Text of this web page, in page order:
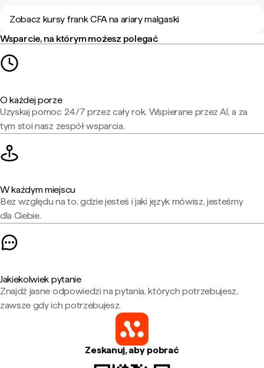
Zobacz kursy frank CFA na ariary malgaski
Wsparcie, na którym możesz polegać
O każdej porze
Uzyskaj pomoc 24/7 przez cały rok. Wspierane przez AI, a za
tym stoi nasz zespół wsparcia.
W każdym miejscu
Bez względu na to, gdzie jesteś i jaki język mówisz, jesteśmy
dla Ciebie.
Jakiekolwiek pytanie
Znajdź jasne odpowiedzi na pytania, których potrzebujesz,
zawsze gdy ich potrzebujesz.
Zeskanuj, aby pobrać